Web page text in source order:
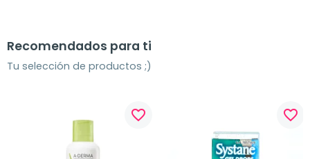
Recomendados para ti
Tu selección de productos ;)
favorite_border favorite_border